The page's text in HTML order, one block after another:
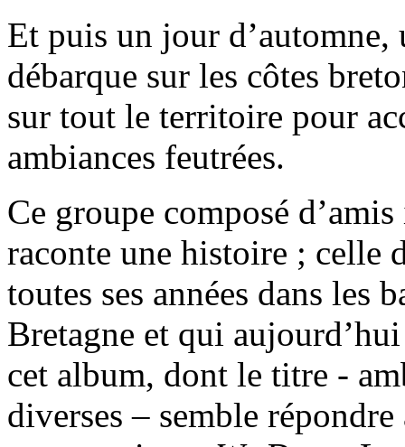
Et puis un jour
débarque sur les côtes
sur tout le territoire pour
ambiances feutrées.
Ce groupe composé
raconte une histoire ; celle
toutes ses années dans les
Bretagne et qui
cet album, dont le titre -
diverses – semble